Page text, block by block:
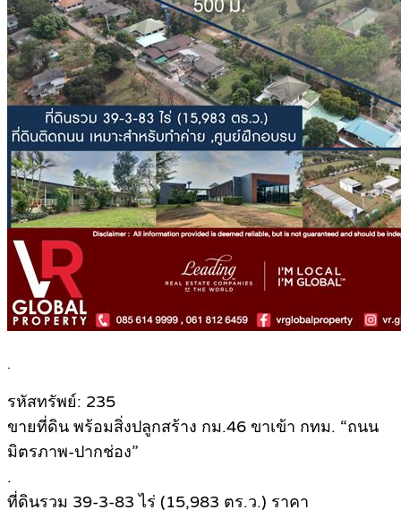
.
รหัสทรัพย์: 235
ขายที่ดิน พร้อมสิ่งปลูกสร้าง กม.46 ขาเข้า กทม. “ถนน
มิตรภาพ-ปากช่อง”
.
ที่ดินรวม 39-3-83 ไร่ (15,983 ตร.ว.) ราคา